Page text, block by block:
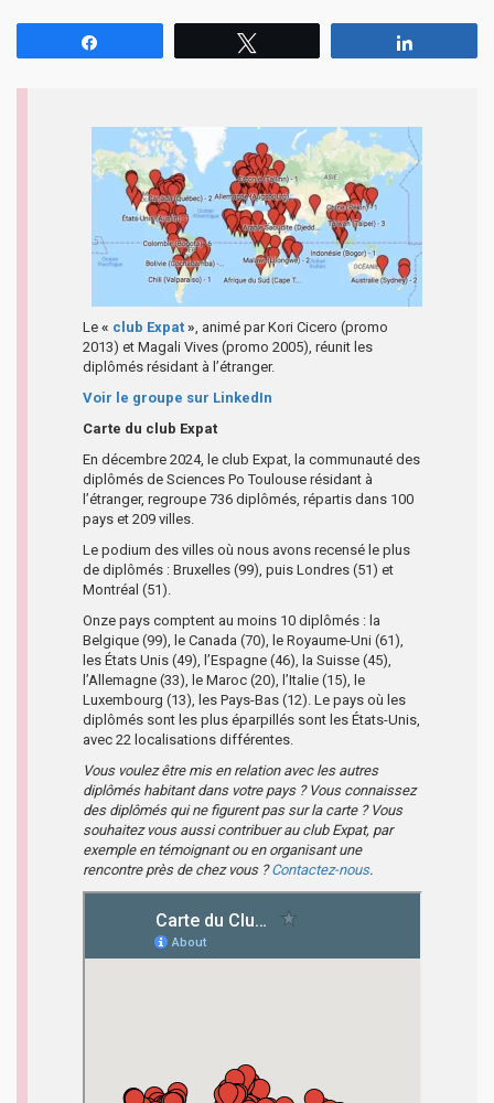
Le « club Expat » , animé par Kori Cicero (promo
2013) et Magali Vives (promo 2005), réunit les
diplômés résidant à l’étranger.
Voir le groupe sur LinkedIn
Carte du club Expat
En décembre 2024, le club Expat, la communauté des
diplômés de Sciences Po Toulouse résidant à
l’étranger, regroupe 736 diplômés, répartis dans 100
pays et 209 villes.
Le podium des villes où nous avons recensé le plus
de diplômés : Bruxelles (99), puis Londres (51) et
Montréal (51).
Onze pays comptent au moins 10 diplômés : la
Belgique (99), le Canada (70), le Royaume-Uni (61),
les États Unis (49), l’Espagne (46), la Suisse (45),
l’Allemagne (33), le Maroc (20), l’Italie (15), le
Luxembourg (13), les Pays-Bas (12). Le pays où les
diplômés sont les plus éparpillés sont les États-Unis,
avec 22 localisations différentes.
Vous voulez être mis en relation avec les autres
diplômés habitant dans votre pays ? Vous connaissez
des diplômés qui ne figurent pas sur la carte ? Vous
souhaitez vous aussi contribuer au club Expat, par
exemple en témoignant ou en organisant une
rencontre près de chez vous ?Contactez-nous.